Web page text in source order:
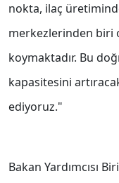
nokta, ilaç
merkezlerinden biri
koymaktadır. Bu
kapasitesini
ediyoruz."
Bakan Yardımcısı